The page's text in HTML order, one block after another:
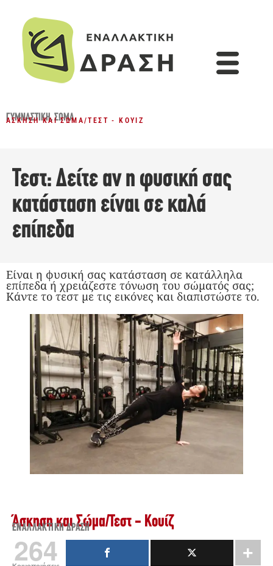
ΓΥΜΝΑΣΤΙΚΉ,ΣΏΜΑ
ΆΣΚΗΣΗ ΚΑΙ ΣΏΜΑ/ΤΕΣΤ - ΚΟΥΊΖ
Τεστ: Δείτε αν η φυσική σας
κατάσταση είναι σε καλά
επίπεδα
Είναι η φυσική σας κατάσταση σε κατάλληλα
επίπεδα ή χρειάζεστε τόνωση του σώματός σας;
Κάντε το τεστ με τις εικόνες και διαπιστώστε το.
Άσκηση και Σώμα/Τεστ - Κουίζ
ΕΝΑΛΛΑΚΤΙΚΉ ΔΡΆΣΗ
264